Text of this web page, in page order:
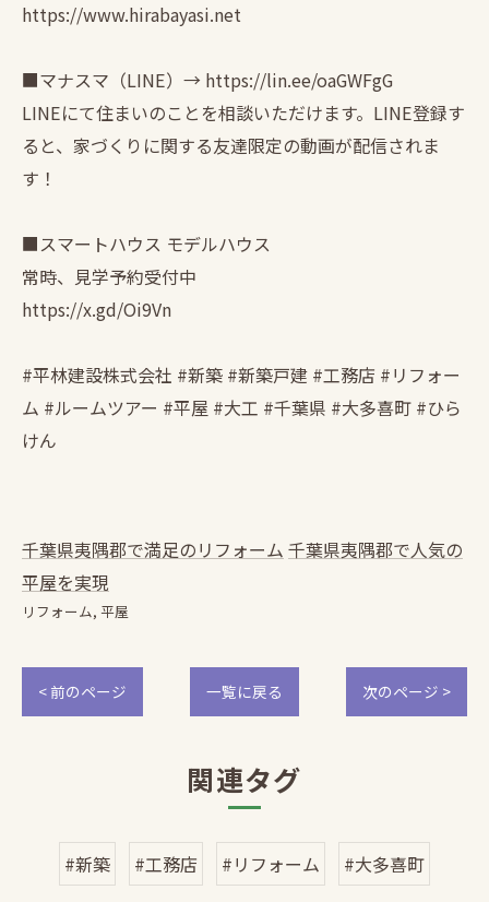
https://www.hirabayasi.net
■マナスマ（LINE）→ https://lin.ee/oaGWFgG
LINEにて住まいのことを相談いただけます。LINE登録す
ると、家づくりに関する友達限定の動画が配信されま
す！
■スマートハウス モデルハウス
常時、見学予約受付中
https://x.gd/Oi9Vn
#平林建設株式会社 #新築 #新築戸建 #工務店 #リフォー
ム #ルームツアー #平屋 #大工 #千葉県 #大多喜町 #ひら
けん
千葉県夷隅郡で満足のリフォーム 千葉県夷隅郡で人気の
平屋を実現
リフォーム 平屋
< 前のページ 一覧に戻る 次のページ >
関連タグ
#新築 #工務店 #リフォーム #大多喜町